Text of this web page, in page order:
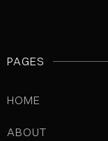
PAGES
HOME
ABOUT